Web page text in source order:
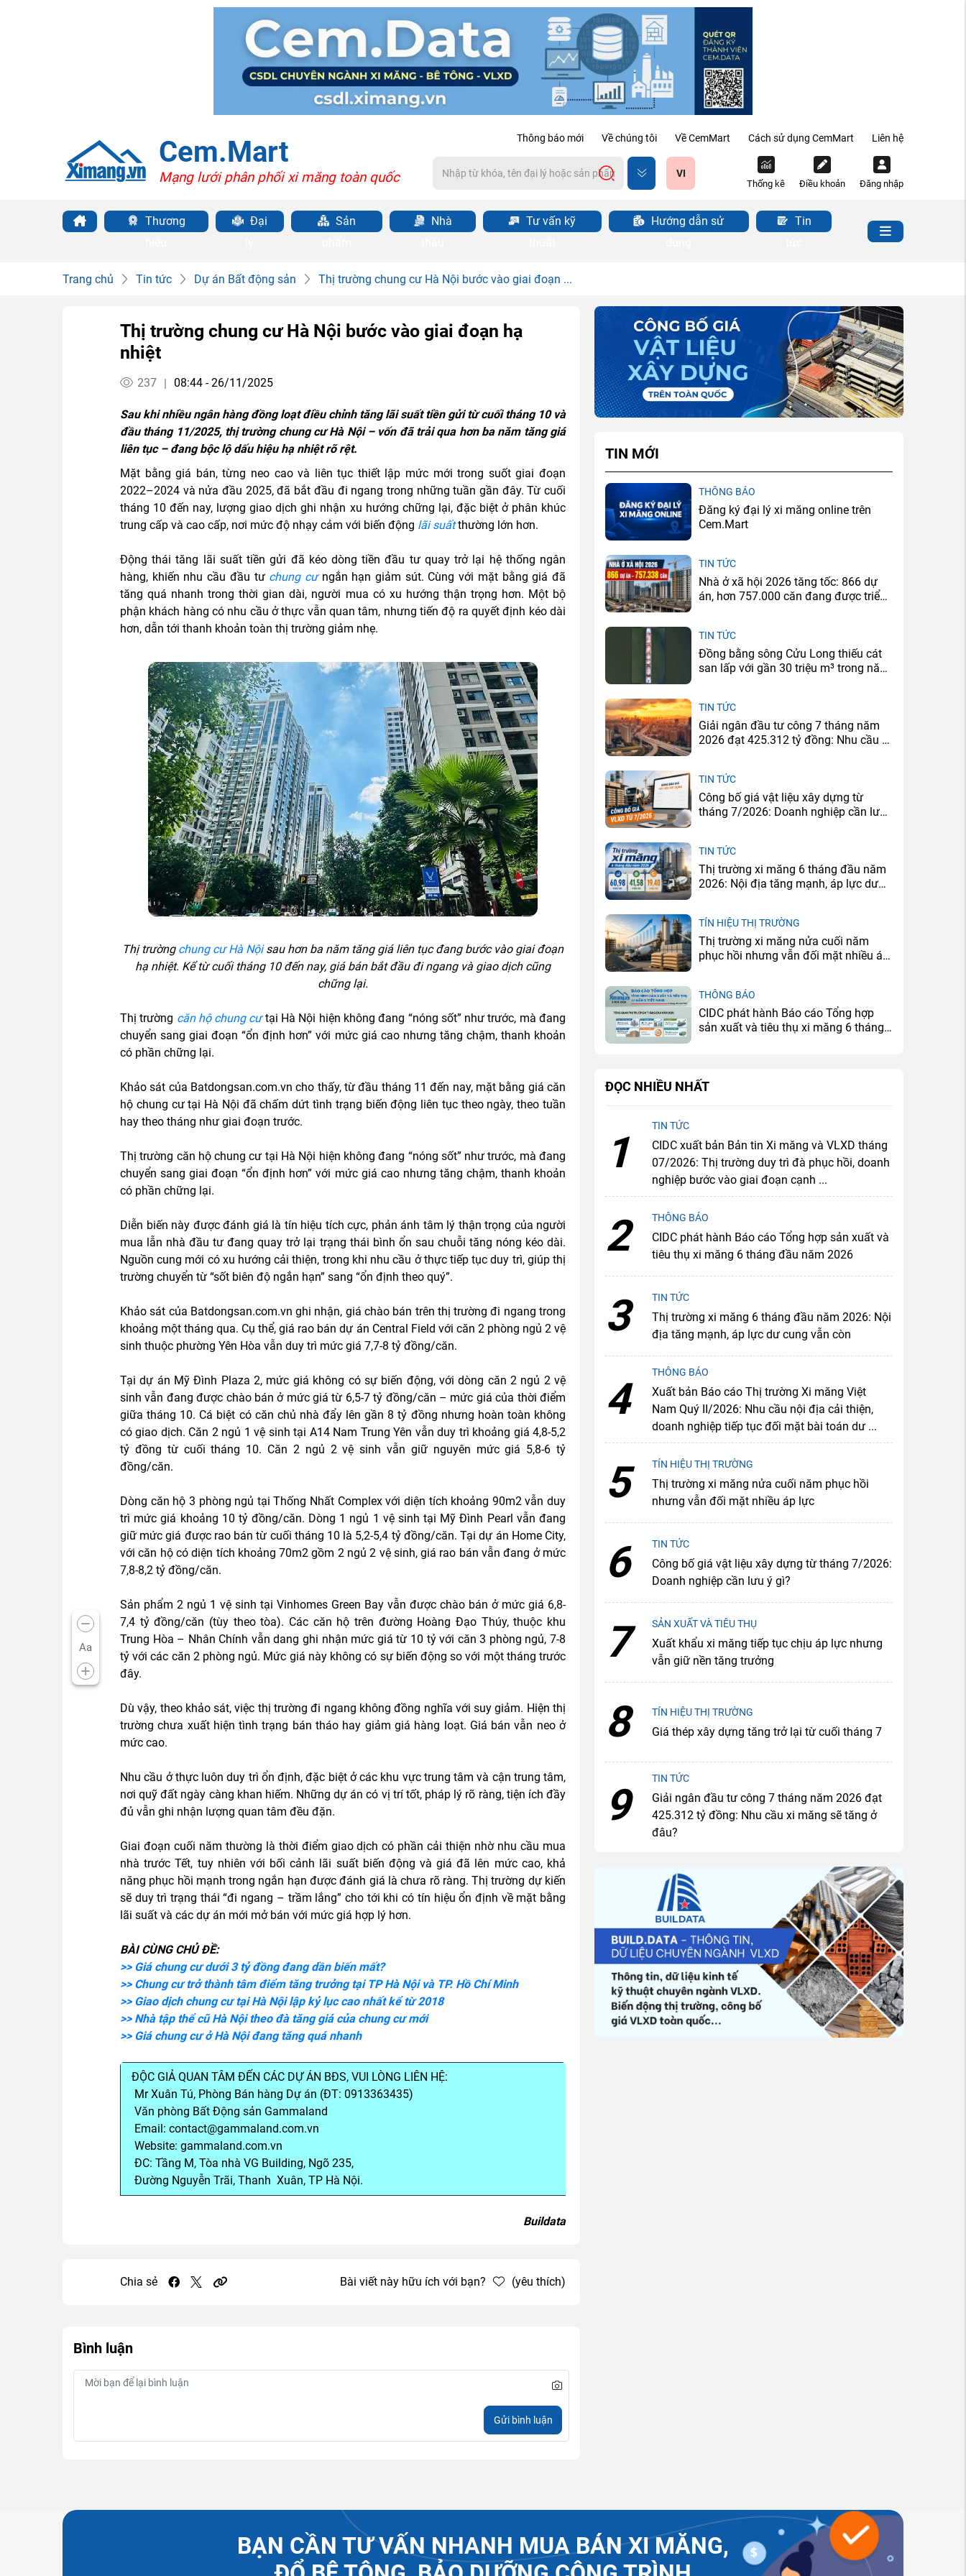
Thông báo mới Về chúng tôi Về CemMart Cách sử dụng CemMart Liên hệ
Cem.Mart
Mạng lưới phân phối xi măng toàn quốc VI
Thống kê Điều khoản Đăng nhập
Thương
Đại
Sản
Nhà
Tư vấn kỹ
Hướng dẫn sử
Tin
Trang chủ Tin tức Dự án Bất động sản Thị trường chung cư Hà Nội bước vào giai đoạn ...
Aa
Thị trường chung cư Hà Nội bước vào giai đoạn hạ
nhiệt
237 | 08:44 - 26/11/2025
Sau khi nhiều ngân hàng đồng loạt điều chỉnh tăng lãi suất tiền gửi từ cuối tháng 10 và
đầu tháng 11/2025, thị trường chung cư Hà Nội – vốn đã trải qua hơn ba năm tăng giá
liên tục – đang bộc lộ dấu hiệu hạ nhiệt rõ rệt.
Mặt bằng giá bán, từng neo cao và liên tục thiết lập mức mới trong suốt giai đoạn
2022–2024 và nửa đầu 2025, đã bắt đầu đi ngang trong những tuần gần đây. Từ cuối
tháng 10 đến nay, lượng giao dịch ghi nhận xu hướng chững lại, đặc biệt ở phân khúc
trung cấp và cao cấp, nơi mức độ nhạy cảm với biến động lãi suấtthường lớn hơn.
Động thái tăng lãi suất tiền gửi đã kéo dòng tiền đầu tư quay trở lại hệ thống ngân
hàng, khiến nhu cầu đầu tư chung cư ngắn hạn giảm sút. Cùng với mặt bằng giá đã
tăng quá nhanh trong thời gian dài, người mua có xu hướng thận trọng hơn. Một bộ
phận khách hàng có nhu cầu ở thực vẫn quan tâm, nhưng tiến độ ra quyết định kéo dài
hơn, dẫn tới thanh khoản toàn thị trường giảm nhẹ.
Thị trường chung cư Hà Nộisau hơn ba năm tăng giá liên tục đang bước vào giai đoạn
hạ nhiệt. Kể từ cuối tháng 10 đến nay, giá bán bắt đầu đi ngang và giao dịch cũng
chững lại.
Thị trường căn hộ chung cưtại Hà Nội hiện không đang “nóng sốt” như trước, mà đang
chuyển sang giai đoạn “ổn định hơn” với mức giá cao nhưng tăng chậm, thanh khoản
có phần chững lại.
Khảo sát của Batdongsan.com.vn cho thấy, từ đầu tháng 11 đến nay, mặt bằng giá căn
hộ chung cư tại Hà Nội đã chấm dứt tình trạng biến động liên tục theo ngày, theo tuần
hay theo tháng như giai đoạn trước.
Thị trường căn hộ chung cư tại Hà Nội hiện không đang “nóng sốt” như trước, mà đang
chuyển sang giai đoạn “ổn định hơn” với mức giá cao nhưng tăng chậm, thanh khoản
có phần chững lại.
Diễn biến này được đánh giá là tín hiệu tích cực, phản ánh tâm lý thận trọng của người
mua lẫn nhà đầu tư đang quay trở lại trạng thái bình ổn sau chuỗi tăng nóng kéo dài.
Nguồn cung mới có xu hướng cải thiện, trong khi nhu cầu ở thực tiếp tục duy trì, giúp thị
trường chuyển từ “sốt biên độ ngắn hạn” sang “ổn định theo quý”.
Khảo sát của Batdongsan.com.vn ghi nhận, giá chào bán trên thị trường đi ngang trong
khoảng một tháng qua. Cụ thể, giá rao bán dự án Central Field với căn 2 phòng ngủ 2 vệ
sinh thuộc phường Yên Hòa vẫn duy trì mức giá 7,7-8 tỷ đồng/căn.
Tại dự án Mỹ Đình Plaza 2, mức giá không có sự biến động, với dòng căn 2 ngủ 2 vệ
sinh vẫn đang được chào bán ở mức giá từ 6,5-7 tỷ đồng/căn – mức giá của thời điểm
giữa tháng 10. Cá biệt có căn chủ nhà đẩy lên gần 8 tỷ đồng nhưng hoàn toàn không
có giao dịch. Căn 2 ngủ 1 vệ sinh tại A14 Nam Trung Yên vẫn duy trì khoảng giá 4,8-5,2
tỷ đồng từ cuối tháng 10. Căn 2 ngủ 2 vệ sinh vẫn giữ nguyên mức giá 5,8-6 tỷ
đồng/căn.
Dòng căn hộ 3 phòng ngủ tại Thống Nhất Complex với diện tích khoảng 90m2 vẫn duy
trì mức giá khoảng 10 tỷ đồng/căn. Dòng 1 ngủ 1 vệ sinh tại Mỹ Đình Pearl vẫn đang
giữ mức giá được rao bán từ cuối tháng 10 là 5,2-5,4 tỷ đồng/căn. Tại dự án Home City,
với căn hộ có diện tích khoảng 70m2 gồm 2 ngủ 2 vệ sinh, giá rao bán vẫn đang ở mức
7,8-8,2 tỷ đồng/căn.
Sản phẩm 2 ngủ 1 vệ sinh tại Vinhomes Green Bay vẫn được chào bán ở mức giá 6,8-
7,4 tỷ đồng/căn (tùy theo tòa). Các căn hộ trên đường Hoàng Đạo Thúy, thuộc khu
Trung Hòa – Nhân Chính vẫn dang ghi nhận mức giá từ 10 tỷ với căn 3 phòng ngủ, 7-8
tỷ với các căn 2 phòng ngủ. Mức giá này không có sự biến động so với một tháng trước
đây.
Dù vậy, theo khảo sát, việc thị trường đi ngang không đồng nghĩa với suy giảm. Hiện thị
trường chưa xuất hiện tình trạng bán tháo hay giảm giá hàng loạt. Giá bán vẫn neo ở
mức cao.
Nhu cầu ở thực luôn duy trì ổn định, đặc biệt ở các khu vực trung tâm và cận trung tâm,
nơi quỹ đất ngày càng khan hiếm. Những dự án có vị trí tốt, pháp lý rõ ràng, tiện ích đầy
đủ vẫn ghi nhận lượng quan tâm đều đặn.
Giai đoạn cuối năm thường là thời điểm giao dịch có phần cải thiện nhờ nhu cầu mua
nhà trước Tết, tuy nhiên với bối cảnh lãi suất biến động và giá đã lên mức cao, khả
năng phục hồi mạnh trong ngắn hạn được đánh giá là chưa rõ ràng. Thị trường dự kiến
sẽ duy trì trạng thái “đi ngang – trầm lắng” cho tới khi có tín hiệu ổn định về mặt bằng
lãi suất và các dự án mới mở bán với mức giá hợp lý hơn.
BÀI CÙNG CHỦ ĐỀ:
>> Giá chung cư dưới 3 tỷ đồng đang dần biến mất?
>> Chung cư trở thành tâm điểm tăng trưởng tại TP Hà Nội và TP. Hồ Chí Minh
>> Giao dịch chung cư tại Hà Nội lập kỷ lục cao nhất kể từ 2018
>> Nhà tập thể cũ Hà Nội theo đà tăng giá của chung cư mới
>> Giá chung cư ở Hà Nội đang tăng quá nhanh
ĐỘC GIẢ QUAN TÂM ĐẾN CÁC DỰ ÁN BĐS, VUI LÒNG LIÊN HỆ:
Mr Xuân Tú, Phòng Bán hàng Dự án (ĐT: 0913363435)
Văn phòng Bất Động sản Gammaland
Email: contact@gammaland.com.vn
Website: gammaland.com.vn
ĐC: Tầng M, Tòa nhà VG Building, Ngõ 235,
Đường Nguyễn Trãi, Thanh Xuân, TP Hà Nội.
Buildata
Chia sẻ Bài viết này hữu ích với bạn? (yêu thích)
Bình luận
Gửi bình luận
TIN MỚI
THÔNG BÁO
Đăng ký đại lý xi măng online trên
Cem.Mart
TIN TỨC
Nhà ở xã hội 2026 tăng tốc: 866 dự
án, hơn 757.000 căn đang được triển
TIN TỨC
Đồng bằng sông Cửu Long thiếu cát
san lấp với gần 30 triệu m³ trong năm
TIN TỨC
Giải ngân đầu tư công 7 tháng năm
2026 đạt 425.312 tỷ đồng: Nhu cầu xi
TIN TỨC
Công bố giá vật liệu xây dựng từ
tháng 7/2026: Doanh nghiệp cần lưu
TIN TỨC
Thị trường xi măng 6 tháng đầu năm
2026: Nội địa tăng mạnh, áp lực dư
TÍN HIỆU THỊ TRƯỜNG
Thị trường xi măng nửa cuối năm
phục hồi nhưng vẫn đối mặt nhiều áp
THÔNG BÁO
CIDC phát hành Báo cáo Tổng hợp
sản xuất và tiêu thụ xi măng 6 tháng
ĐỌC NHIỀU NHẤT
1
TIN TỨC
CIDC xuất bản Bản tin Xi măng và VLXD tháng
07/2026: Thị trường duy trì đà phục hồi, doanh
nghiệp bước vào giai đoạn cạnh ...
2 THÔNG BÁO
CIDC phát hành Báo cáo Tổng hợp sản xuất và
tiêu thụ xi măng 6 tháng đầu năm 2026
3 TIN TỨC
Thị trường xi măng 6 tháng đầu năm 2026: Nội
địa tăng mạnh, áp lực dư cung vẫn còn
4
THÔNG BÁO
Xuất bản Báo cáo Thị trường Xi măng Việt
Nam Quý II/2026: Nhu cầu nội địa cải thiện,
doanh nghiệp tiếp tục đối mặt bài toán dư ...
5 TÍN HIỆU THỊ TRƯỜNG
Thị trường xi măng nửa cuối năm phục hồi
nhưng vẫn đối mặt nhiều áp lực
6 TIN TỨC
Công bố giá vật liệu xây dựng từ tháng 7/2026:
Doanh nghiệp cần lưu ý gì?
7 SẢN XUẤT VÀ TIÊU THỤ
Xuất khẩu xi măng tiếp tục chịu áp lực nhưng
vẫn giữ nền tăng trưởng
8 TÍN HIỆU THỊ TRƯỜNG
Giá thép xây dựng tăng trở lại từ cuối tháng 7
9
TIN TỨC
Giải ngân đầu tư công 7 tháng năm 2026 đạt
425.312 tỷ đồng: Nhu cầu xi măng sẽ tăng ở
đâu?
BẠN CẦN TƯ VẤN NHANH MUA BÁN XI MĂNG,